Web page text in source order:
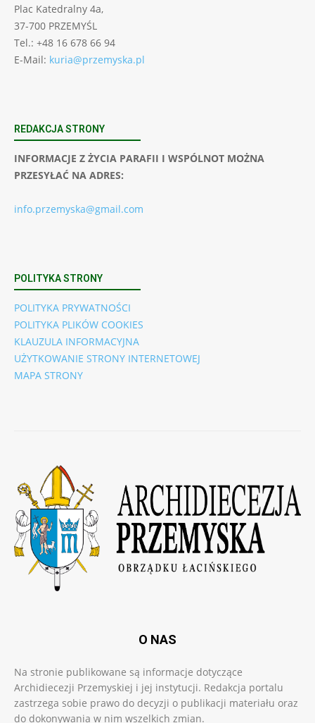
Plac Katedralny 4a,
37-700 PRZEMYŚL
Tel.: +48 16 678 66 94
E-Mail: kuria@przemyska.pl
REDAKCJA STRONY
INFORMACJE Z ŻYCIA PARAFII I WSPÓLNOT MOŻNA
PRZESYŁAĆ NA ADRES:
info.przemyska@gmail.com
POLITYKA STRONY
POLITYKA PRYWATNOŚCI
POLITYKA PLIKÓW COOKIES
KLAUZULA INFORMACYJNA
UŻYTKOWANIE STRONY INTERNETOWEJ
MAPA STRONY
O NAS
Na stronie publikowane są informacje dotyczące
Archidiecezji Przemyskiej i jej instytucji. Redakcja portalu
zastrzega sobie prawo do decyzji o publikacji materiału oraz
do dokonywania w nim wszelkich zmian.